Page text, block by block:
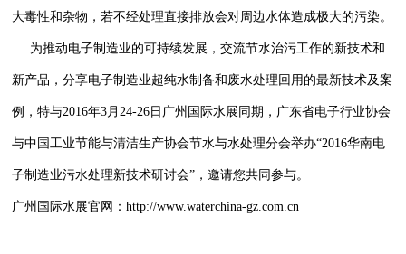
大毒性和杂物，若不经处理直接排放会对周边水体造成极大的污染。
为推动电子制造业的可持续发展，交流节水治污工作的新技术和
新产品，分享电子制造业超纯水制备和废水处理回用的最新技术及案
例，特与2016年3月24-26日广州国际水展同期，广东省电子行业协会
与中国工业节能与清洁生产协会节水与水处理分会举办“2016华南电
子制造业污水处理新技术研讨会”，邀请您共同参与。
广州国际水展官网：http://www.waterchina-gz.com.cn